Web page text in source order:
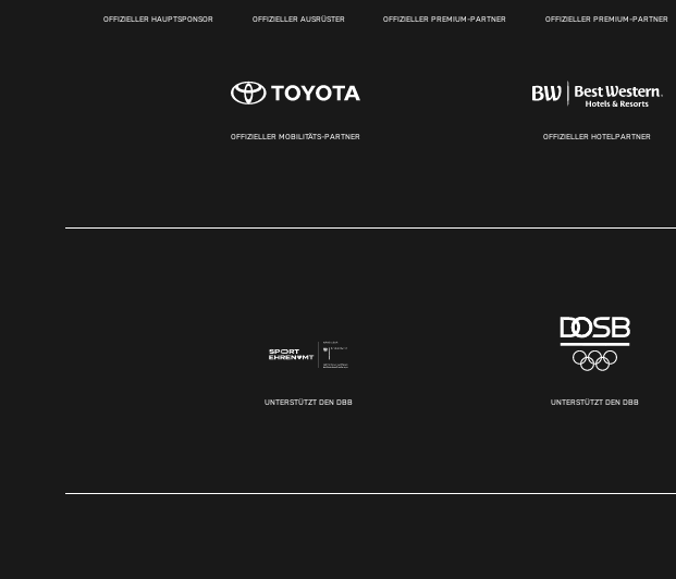
OFFIZIELLER HAUPTSPONSOR OFFIZIELLER AUSRÜSTER OFFIZIELLER PREMIUM-PARTNER OFFIZIELLER PREMIUM-PARTNER
OFFIZIELLER MOBILITÄTS-PARTNER OFFIZIELLER HOTELPARTNER
UNTERSTÜTZT DEN DBB UNTERSTÜTZT DEN DBB